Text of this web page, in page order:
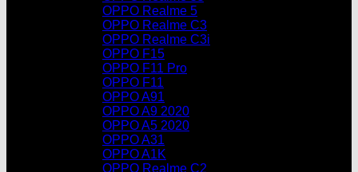
OPPO Realme 5
OPPO Realme C3
OPPO Realme C3i
OPPO F15
OPPO F11 Pro
OPPO F11
OPPO A91
OPPO A9 2020
OPPO A5 2020
OPPO A31
OPPO A1K
OPPO Realme C2